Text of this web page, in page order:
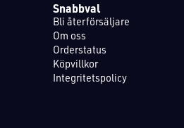
Snabbval
Bli återförsäljare
Om oss
Orderstatus
Köpvillkor
Integritetspolicy